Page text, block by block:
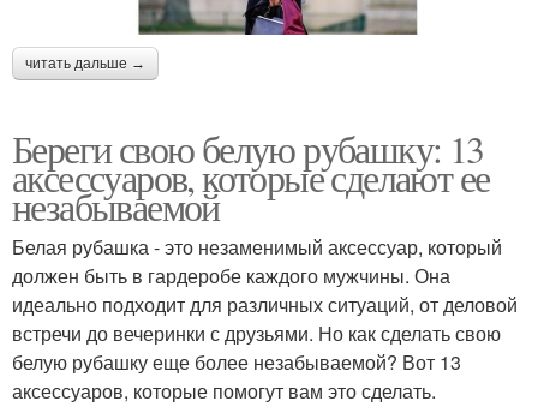
читать дальше →
Береги свою белую рубашку: 13
аксессуаров, которые сделают ее
незабываемой
Белая рубашка - это незаменимый аксессуар, который
должен быть в гардеробе каждого мужчины. Она
идеально подходит для различных ситуаций, от деловой
встречи до вечеринки с друзьями. Но как сделать свою
белую рубашку еще более незабываемой? Вот 13
аксессуаров, которые помогут вам это сделать.